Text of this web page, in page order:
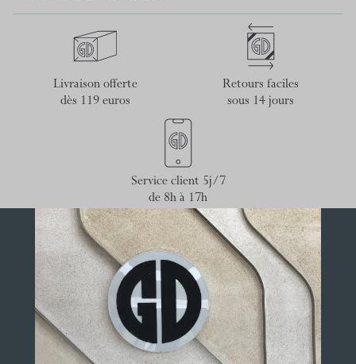
Livraison offerte
dès 119 euros
Retours faciles
sous 14 jours
Service client 5j/7
de 8h à 17h